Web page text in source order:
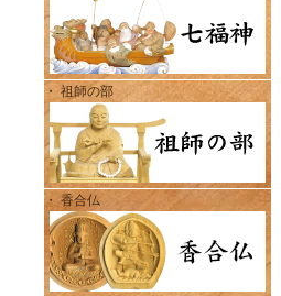
・ 祖師の部
・ 香合仏